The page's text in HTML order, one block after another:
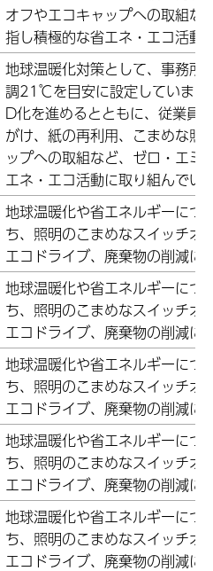
オフやエコキャップへの取組な
指し積極的な省エネ・エコ活動
地球温暖化対策として、事務
調21℃を目安に設定しています
D化を進めるとともに、従業員
がけ、紙の再利用、こまめな照
ップへの取組など、ゼロ・エミ
エネ・エコ活動に取り組んでい
地球温暖化や省エネルギーにつ
ち、照明のこまめなスイッチオ
エコドライブ、廃棄物の削減に
地球温暖化や省エネルギーにつ
ち、照明のこまめなスイッチオ
エコドライブ、廃棄物の削減に
地球温暖化や省エネルギーにつ
ち、照明のこまめなスイッチオ
エコドライブ、廃棄物の削減に
地球温暖化や省エネルギーにつ
ち、照明のこまめなスイッチオ
エコドライブ、廃棄物の削減に
地球温暖化や省エネルギーにつ
ち、照明のこまめなスイッチオ
エコドライブ、廃棄物の削減に